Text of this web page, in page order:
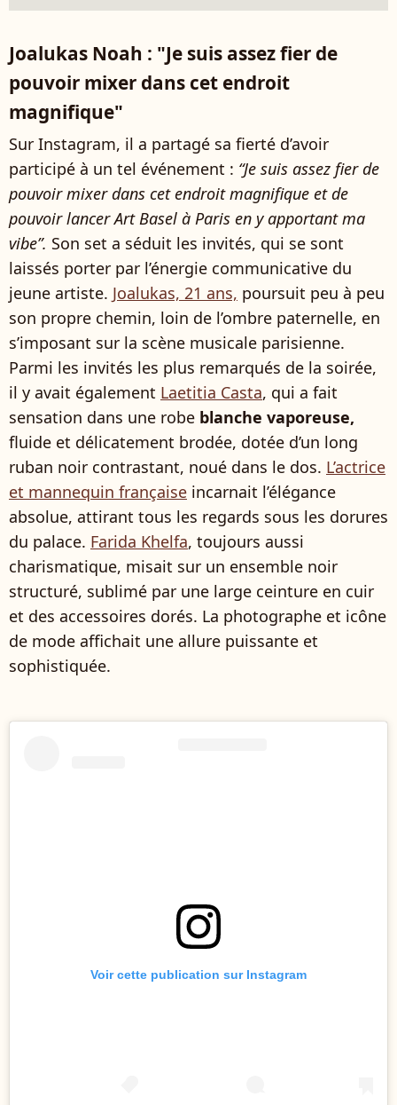
Joalukas Noah : "Je suis assez fier de
pouvoir mixer dans cet endroit
magnifique"
Sur Instagram, il a partagé sa fierté d’avoir
participé à un tel événement : “Je suis assez fier de
pouvoir mixer dans cet endroit magnifique et de
pouvoir lancer Art Basel à Paris en y apportant ma
vibe”. Son set a séduit les invités, qui se sont
laissés porter par l’énergie communicative du
jeune artiste. Joalukas, 21 ans, poursuit peu à peu
son propre chemin, loin de l’ombre paternelle, en
s’imposant sur la scène musicale parisienne.
Parmi les invités les plus remarqués de la soirée,
il y avait également Laetitia Casta, qui a fait
sensation dans une robe blanche vaporeuse,
fluide et délicatement brodée, dotée d’un long
ruban noir contrastant, noué dans le dos. L’actrice
et mannequin française incarnait l’élégance
absolue, attirant tous les regards sous les dorures
du palace. Farida Khelfa, toujours aussi
charismatique, misait sur un ensemble noir
structuré, sublimé par une large ceinture en cuir
et des accessoires dorés. La photographe et icône
de mode affichait une allure puissante et
sophistiquée.
Voir cette publication sur Instagram